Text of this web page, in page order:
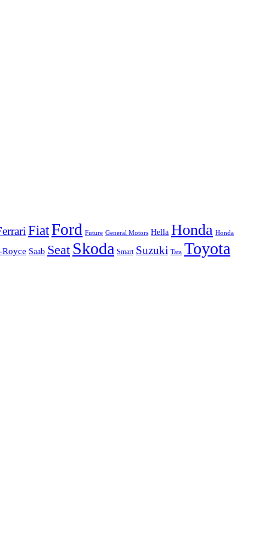
FiatFord Future General Motors Hella Honda Honda
Saab Seat Skoda Smart Suzuki Tata Toyota